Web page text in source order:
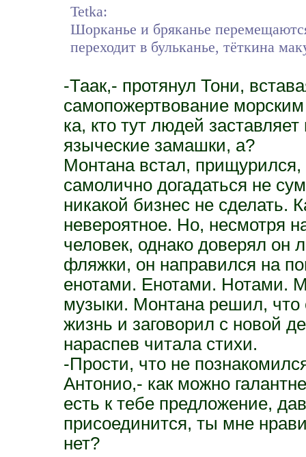
Tetka:
Шорканье и бряканье
переходит в бульканье, тёткина
-Таак,- протянул Тони,
самопожертвование
ка, кто тут людей
языческие замашки, а?
Монтана встал, прищурился,
самолично догадаться не
никакой бизнес не сделать.
невероятное. Но, несмотря
человек, однако доверял
фляжки, он направился на
енотами. Енотами. Нотами.
музыки. Монтана решил, что
жизнь и заговорил с новой
нараспев читала стихи.
-Прости, что не
Антонио,- как можно
есть к тебе предложение,
присоединится, ты мне
нет?